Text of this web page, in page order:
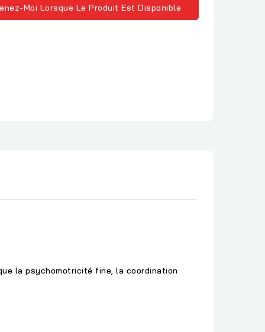
Moi Lorsque Le Produit Est Disponible
la psychomotricité fine, la coordination